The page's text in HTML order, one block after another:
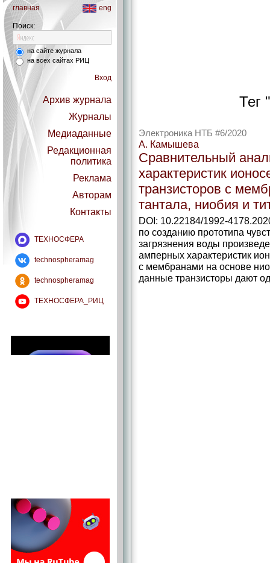
главная eng
Поиск:
на сайте журнала
на всех сайтах РИЦ
Вход
Архив журнала
Журналы
Медиаданные
Редакционная
политика
Реклама
Авторам
Контакты
ТЕХНОСФЕРА
technospheramag
technospheramag
ТЕХНОСФЕРА_РИЦ
Тег
Электроника НТБ #6/2020
А. Камышева
Сравнительный
характеристик
транзисторов с
тантала, ниобия и
DOI: 10.22184/1992-
по созданию прототипа
загрязнения воды
амперных характеристик
с мембранами на основе
данные транзисторы дают